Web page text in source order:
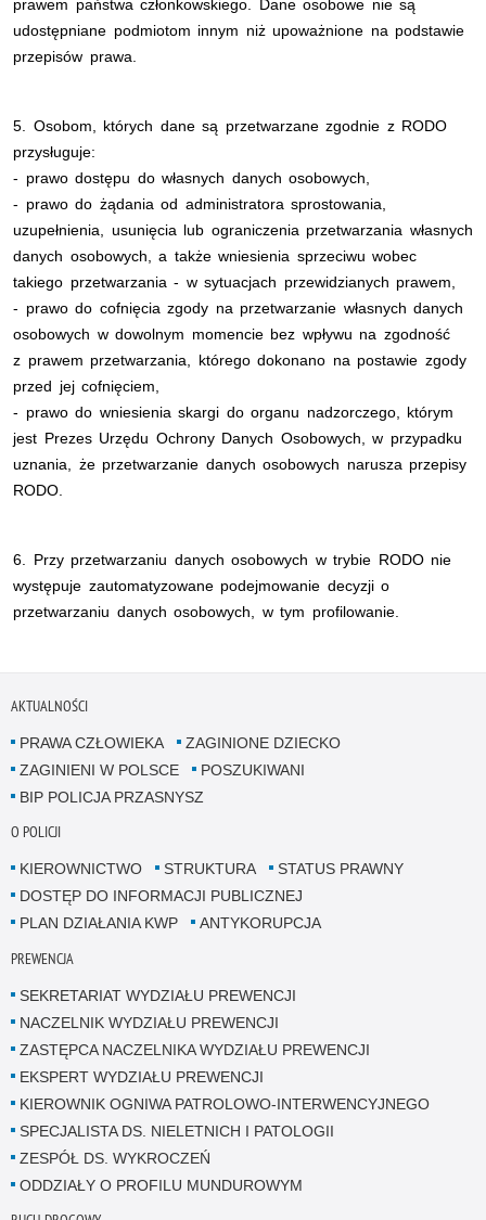
prawem państwa członkowskiego. Dane osobowe nie są
udostępniane podmiotom innym niż upoważnione na podstawie
przepisów prawa.
5. Osobom, których dane są przetwarzane zgodnie z RODO
przysługuje:
- prawo dostępu do własnych danych osobowych,
- prawo do żądania od administratora sprostowania,
uzupełnienia, usunięcia lub ograniczenia przetwarzania własnych
danych osobowych, a także wniesienia sprzeciwu wobec
takiego przetwarzania - w sytuacjach przewidzianych prawem,
- prawo do cofnięcia zgody na przetwarzanie własnych danych
osobowych w dowolnym momencie bez wpływu na zgodność
z prawem przetwarzania, którego dokonano na postawie zgody
przed jej cofnięciem,
- prawo do wniesienia skargi do organu nadzorczego, którym
jest Prezes Urzędu Ochrony Danych Osobowych, w przypadku
uznania, że przetwarzanie danych osobowych narusza przepisy
RODO.
6. Przy przetwarzaniu danych osobowych w trybie RODO nie
występuje zautomatyzowane podejmowanie decyzji o
przetwarzaniu danych osobowych, w tym profilowanie.
AKTUALNOŚCI
PRAWA CZŁOWIEKA
ZAGINIONE DZIECKO
ZAGINIENI W POLSCE
POSZUKIWANI
BIP POLICJA PRZASNYSZ
O POLICJI
KIEROWNICTWO STRUKTURA
STATUS PRAWNY
DOSTĘP DO INFORMACJI PUBLICZNEJ
PLAN DZIAŁANIA KWP
ANTYKORUPCJA
PREWENCJA
SEKRETARIAT WYDZIAŁU PREWENCJI
NACZELNIK WYDZIAŁU PREWENCJI
ZASTĘPCA NACZELNIKA WYDZIAŁU PREWENCJI
EKSPERT WYDZIAŁU PREWENCJI
KIEROWNIK OGNIWA PATROLOWO-INTERWENCYJNEGO
SPECJALISTA DS. NIELETNICH I PATOLOGII
ZESPÓŁ DS. WYKROCZEŃ
ODDZIAŁY O PROFILU MUNDUROWYM